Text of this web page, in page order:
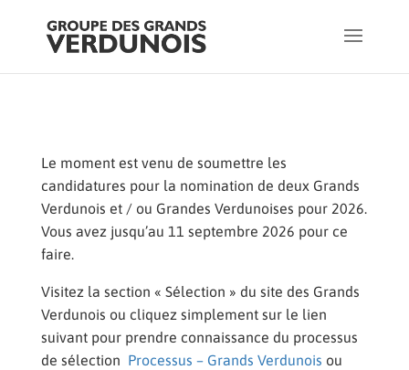
Le moment est venu de soumettre les
candidatures pour la nomination de deux Grands
Verdunois et / ou Grandes Verdunoises pour 2026.
Vous avez jusqu’au 11 septembre 2026 pour ce
faire.
Visitez la section « Sélection » du site des Grands
Verdunois ou cliquez simplement sur le lien
suivant pour prendre connaissance du processus
de sélection Processus – Grands Verdunois ou